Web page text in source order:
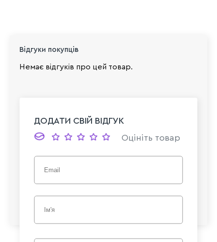
Відгуки покупців
Немає відгуків про цей товар.
ДОДАТИ СВІЙ ВІДГУК
Оцініть товар